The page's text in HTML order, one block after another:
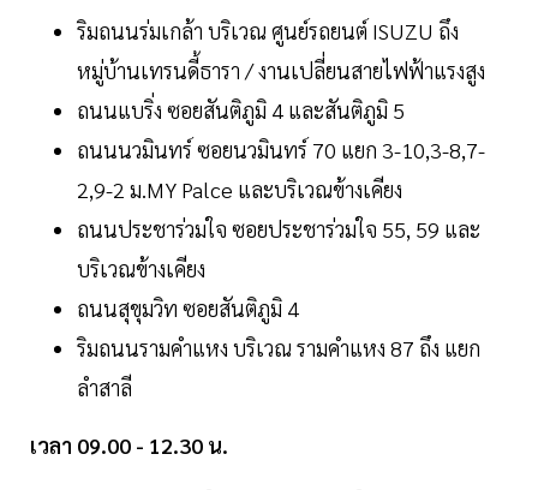
ริมถนนร่มเกล้า บริเวณ ศูนย์รถยนต์ ISUZU ถึง
หมู่บ้านเทรนดี้ธารา / งานเปลี่ยนสายไฟฟ้าแรงสูง
ถนนแบริ่ง ซอยสันติภูมิ 4 และสันติภูมิ 5
ถนนนวมินทร์ ซอยนวมินทร์ 70 แยก 3-10,3-8,7-
2,9-2 ม.MY Palce และบริเวณข้างเคียง
ถนนประชาร่วมใจ ซอยประชาร่วมใจ 55, 59 และ
บริเวณข้างเคียง
ถนนสุขุมวิท ซอยสันติภูมิ 4
ริมถนนรามคำแหง บริเวณ รามคำแหง 87 ถึง แยก
ลำสาลี
เวลา 09.00 - 12.30 น.